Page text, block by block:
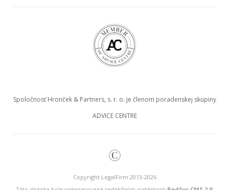
Spoločnosť Hronček & Partners, s. r. o. je členom poradenskej skupiny
ADVICE CENTRE
©
Copyright LegalFirm 2013-2026